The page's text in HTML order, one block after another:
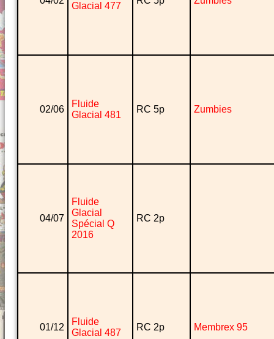
Glacial 477
02/06
Fluide
Glacial 481
RC 5p Zumbies
04/07
Fluide
Glacial
Spécial Q
2016
RC 2p
01/12
Fluide
Glacial 487
RC 2p Membrex 95